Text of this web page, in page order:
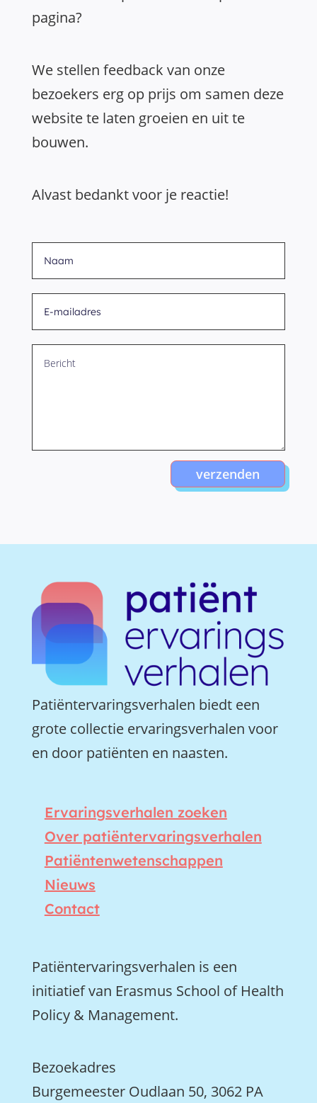
pagina?
We stellen feedback van onze
bezoekers erg op prijs om samen deze
website te laten groeien en uit te
bouwen.
Alvast bedankt voor je reactie!
verzenden
Patiëntervaringsverhalen biedt een
grote collectie ervaringsverhalen voor
en door patiënten en naasten.
Ervaringsverhalen zoeken
Over patiëntervaringsverhalen
Patiëntenwetenschappen
Nieuws
Contact
Patiëntervaringsverhalen is een
initiatief van Erasmus School of Health
Policy & Management.
Bezoekadres
Burgemeester Oudlaan 50, 3062 PA